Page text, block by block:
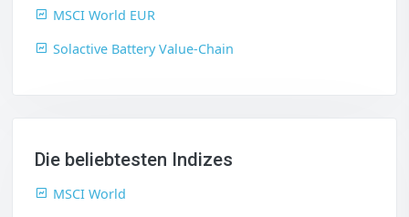
MSCI World EUR
Solactive Battery Value-Chain
Die beliebtesten Indizes
MSCI World